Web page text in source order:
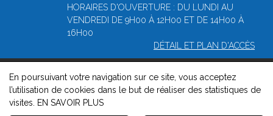
HORAIRES D'OUVERTURE : DU LUNDI AU
VENDREDI DE 9H00 À 12H00 ET DE 14H00 À
16H00
DÉTAIL ET PLAN D'ACCÈS
© 2026, Greffe du tribunal de Commerce de Briey -Mentions
légales-Contact -Gestion des cookies -Politique de
confidentialité et de cookies
En poursuivant votre navigation sur ce site, vous acceptez
l’utilisation de cookies dans le but de réaliser des statistiques de
visites.
EN SAVOIR PLUS